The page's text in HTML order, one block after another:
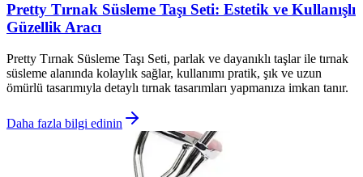
Pretty Tırnak Süsleme Taşı Seti: Estetik ve Kullanışlı
Güzellik Aracı
Pretty Tırnak Süsleme Taşı Seti, parlak ve dayanıklı taşlar ile tırnak
süsleme alanında kolaylık sağlar, kullanımı pratik, şık ve uzun
ömürlü tasarımıyla detaylı tırnak tasarımları yapmanıza imkan tanır.
Daha fazla bilgi edinin